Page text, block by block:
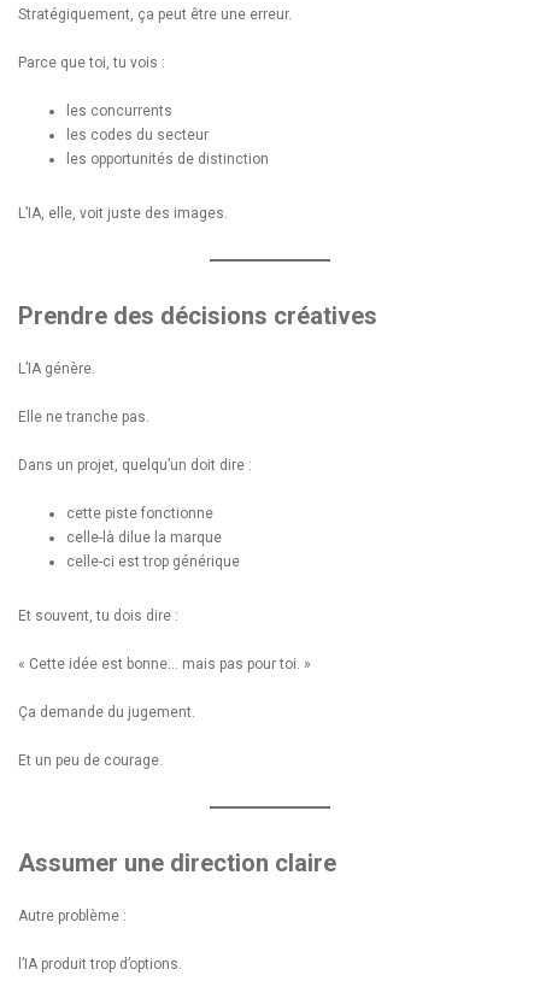
Stratégiquement, ça peut être une erreur.
Parce que toi, tu vois :
les concurrents
les codes du secteur
les opportunités de distinction
L’IA, elle, voit juste des images.
Prendre des décisions créatives
L’IA génère.
Elle ne tranche pas.
Dans un projet, quelqu’un doit dire :
cette piste fonctionne
celle-là dilue la marque
celle-ci est trop générique
Et souvent, tu dois dire :
« Cette idée est bonne… mais pas pour toi. »
Ça demande du jugement.
Et un peu de courage.
Assumer une direction claire
Autre problème :
l’IA produit trop d’options.